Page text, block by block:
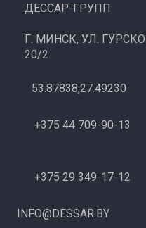
ДЕССАР-ГРУПП
Г. МИНСК, УЛ.
20/2
53.87838,27.49230
+375 44 709-90-13
+375 29 349-17-12
INFO@DESSAR.BY